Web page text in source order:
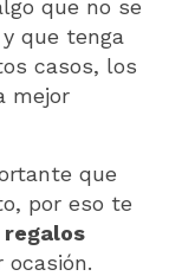
que no se
que tenga
casos, los
mejor
que
por eso te
regalos
ocasión.